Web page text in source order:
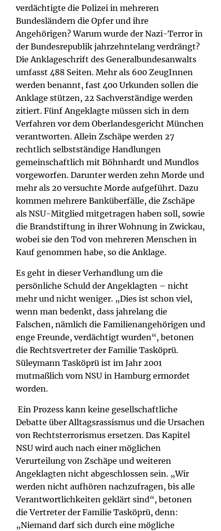
verdächtigte die Polizei in mehreren
Bundesländern die Opfer und ihre
Angehörigen? Warum wurde der Nazi-Terror in
der Bundesrepublik jahrzehntelang verdrängt?
Die Anklageschrift des Generalbundesanwalts
umfasst 488 Seiten. Mehr als 600 ZeugInnen
werden benannt, fast 400 Urkunden sollen die
Anklage stützen, 22 Sachverständige werden
zitiert. Fünf Angeklagte müssen sich in dem
Verfahren vor dem Oberlandesgericht München
verantworten. Allein Zschäpe werden 27
rechtlich selbstständige Handlungen
gemeinschaftlich mit Böhnhardt und Mundlos
vorgeworfen. Darunter werden zehn Morde und
mehr als 20 versuchte Morde aufgeführt. Dazu
kommen mehrere Banküberfälle, die Zschäpe
als NSU-Mitglied mitgetragen haben soll, sowie
die Brandstiftung in ihrer Wohnung in Zwickau,
wobei sie den Tod von mehreren Menschen in
Kauf genommen habe, so die Anklage.
Es geht in dieser Verhandlung um die
persönliche Schuld der Angeklagten – nicht
mehr und nicht weniger. „Dies ist schon viel,
wenn man bedenkt, dass jahrelang die
Falschen, nämlich die Familienangehörigen und
enge Freunde, verdächtigt wurden“, betonen
die Rechtsvertreter der Familie Tasköprü.
Süleymann Tasköprü ist im Jahr 2001
mutmaßlich vom NSU in Hamburg ermordet
worden.
Ein Prozess kann keine gesellschaftliche
Debatte über Alltagsrassismus und die Ursachen
von Rechtsterrorismus ersetzen. Das Kapitel
NSU wird auch nach einer möglichen
Verurteilung von Zschäpe und weiteren
Angeklagten nicht abgeschlossen sein. „Wir
werden nicht aufhören nachzufragen, bis alle
Verantwortlichkeiten geklärt sind“, betonen
die Vertreter der Familie Tasköprü, denn:
„Niemand darf sich durch eine mögliche